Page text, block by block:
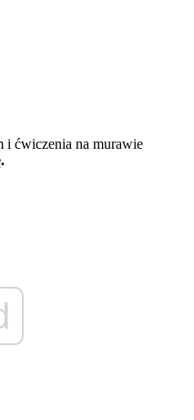
i ćwiczenia na murawie